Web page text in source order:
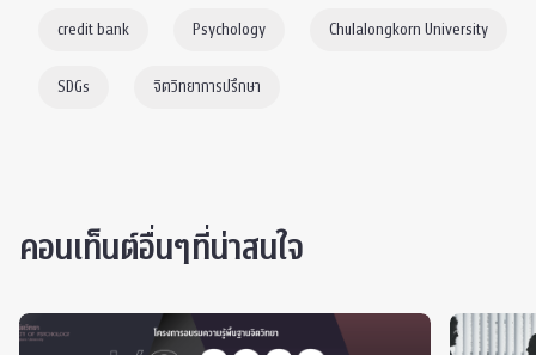
credit bank Psychology Chulalongkorn University
SDGs จิตวิทยาการปรึกษา
คอนเท็นต์อื่นๆที่น่าสนใจ